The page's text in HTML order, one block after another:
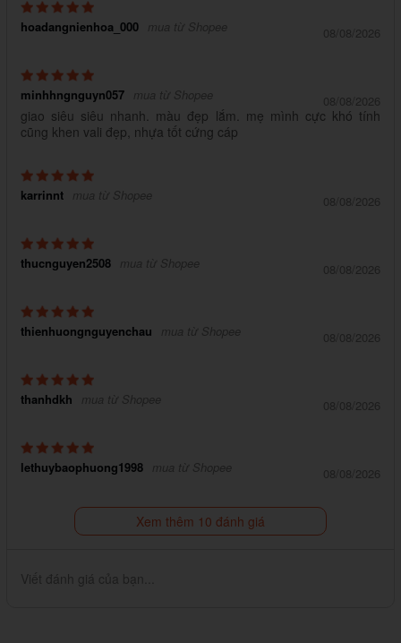
hoadangnienhoa_000 mua từ Shopee 08/08/2026
minhhngnguyn057 mua từ Shopee 08/08/2026
giao siêu siêu nhanh. màu đẹp lắm. mẹ mình cực khó tính
cũng khen vali đẹp, nhựa tốt cứng cáp
karrinnt mua từ Shopee 08/08/2026
thucnguyen2508 mua từ Shopee 08/08/2026
thienhuongnguyenchau mua từ Shopee 08/08/2026
thanhdkh mua từ Shopee 08/08/2026
lethuybaophuong1998 mua từ Shopee 08/08/2026
Xem thêm 10 đánh giá
Viết đánh giá của bạn...